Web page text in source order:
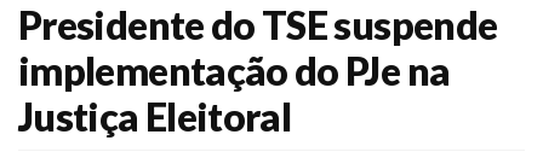
Presidente do TSE suspende
implementação do PJe na
Justiça Eleitoral
O Sindicato
Agenda
Casa do Alto